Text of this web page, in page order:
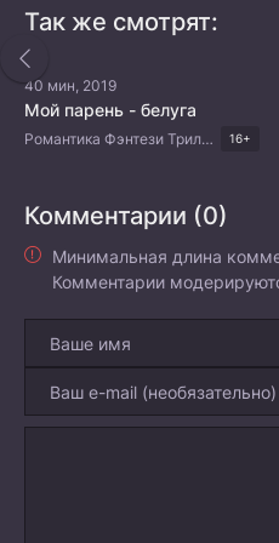
Так же смотрят:
40 мин, 2019
Мой парень - белуга
Романтика Фэнтези Триллер Драма Китайские дорамы 16+
Комментарии (0)
Минимальная длина
Комментарии